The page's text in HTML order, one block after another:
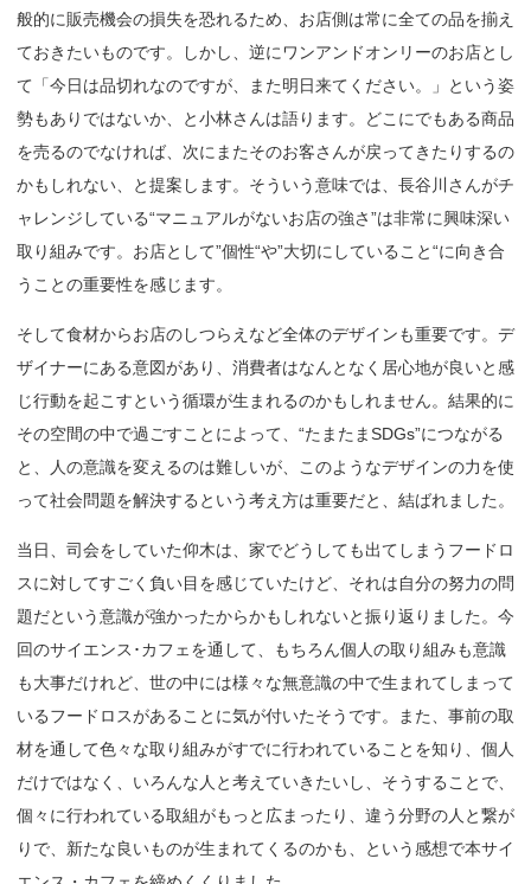
般的に販売機会の損失を恐れるため、お店側は常に全ての品を揃え
ておきたいものです。しかし、逆にワンアンドオンリーのお店とし
て「今日は品切れなのですが、また明日来てください。」という姿
勢もありではないか、と小林さんは語ります。どこにでもある商品
を売るのでなければ、次にまたそのお客さんが戻ってきたりするの
かもしれない、と提案します。そういう意味では、長谷川さんがチ
ャレンジしている“マニュアルがないお店の強さ”は非常に興味深い
取り組みです。お店として”個性“や”大切にしていること“に向き合
うことの重要性を感じます。
そして食材からお店のしつらえなど全体のデザインも重要です。デ
ザイナーにある意図があり、消費者はなんとなく居心地が良いと感
じ行動を起こすという循環が生まれるのかもしれません。結果的に
その空間の中で過ごすことによって、“たまたまSDGs”につながる
と、人の意識を変えるのは難しいが、このようなデザインの力を使
って社会問題を解決するという考え方は重要だと、結ばれました。
当日、司会をしていた仰木は、家でどうしても出てしまうフードロ
スに対してすごく負い目を感じていたけど、それは自分の努力の問
題だという意識が強かったからかもしれないと振り返りました。今
回のサイエンス･カフェを通して、もちろん個人の取り組みも意識
も大事だけれど、世の中には様々な無意識の中で生まれてしまって
いるフードロスがあることに気が付いたそうです。また、事前の取
材を通して色々な取り組みがすでに行われていることを知り、個人
だけではなく、いろんな人と考えていきたいし、そうすることで、
個々に行われている取組がもっと広まったり、違う分野の人と繋が
りで、新たな良いものが生まれてくるのかも、という感想で本サイ